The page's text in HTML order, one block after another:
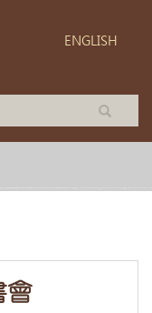
ENGLISH
會